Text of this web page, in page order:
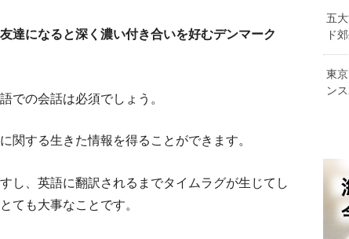
活の様
生活に役立つ！シーン別デンマーク語の日
デンマークの
達になると深く濃い付き合いを好むデンマーク
での会話は必須でしょう。
関する生きた情報を得ることができます。
し、英語に翻訳されるまでタイムラグが生じてし
ても大事なことです。
五
ド
東
ン